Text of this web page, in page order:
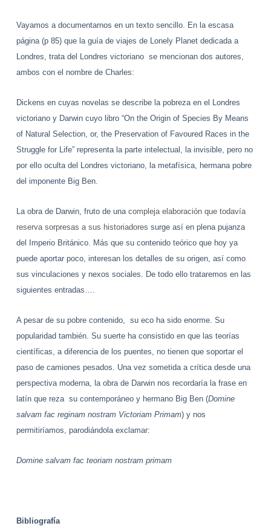
Vayamos a documentarnos en un texto sencillo. En la escasa
página (p 85) que la guía de viajes de Lonely Planet dedicada a
Londres, trata del Londres victoriano se mencionan dos autores,
ambos con el nombre de Charles:
Dickens en cuyas novelas se describe la pobreza en el Londres
victoriano yDarwin cuyo libro “On the Origin of Species By Means
of Natural Selection, or, the Preservation of Favoured Races in the
Struggle for Life” representa la parte intelectual, la invisible, pero no
por ello oculta del Londres victoriano, la metafísica, hermana pobre
del imponente Big Ben.
La obra de Darwin, fruto de una compleja elaboración que todavía
reserva sorpresas a sus historiadores surge así en plena pujanza
del Imperio Británico. Más que su contenido teórico que hoy ya
puede aportar poco, interesan los detalles de su origen, así como
sus vinculaciones y nexos sociales. De todo ello trataremos en las
siguientes entradas….
A pesar de su pobre contenido, su eco ha sido enorme. Su
popularidad también. Su suerte ha consistido en que las teorías
científicas, a diferencia de los puentes, no tienen que soportar el
paso de camiones pesados. Una vez sometida a crítica desde una
perspectiva moderna, la obra de Darwin nos recordaría la frase en
latín que reza su contemporáneo y hermano Big Ben (Domine
salvam fac reginam nostram Victoriam Primam) y nos
permitiríamos, parodiándola exclamar:
Domine salvam fac teoriam nostram primam
Bibliografía